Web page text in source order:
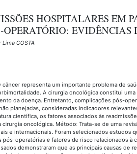
HOSPITALARES EM
OPERATÓRIO:
COSTA
câncer representa um importante problema de
A cirurgia oncológica constitui
da doença. Entretanto, complicações pós-
planejadas, consideradas indicadores
científica, os fatores associados às
cirurgia oncológica. Método: Trata-se de uma
e internacionais. Foram selecionados estudos
pós-operatórias e fatores de risco relacionados à
demonstraram que as principais causas de